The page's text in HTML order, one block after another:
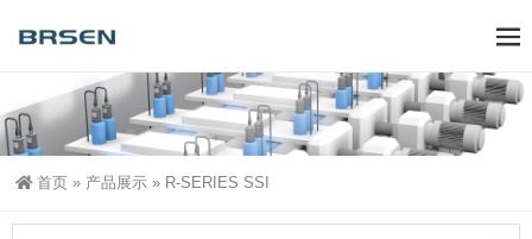
首页 » 产品展示 » R-SERIES SSI